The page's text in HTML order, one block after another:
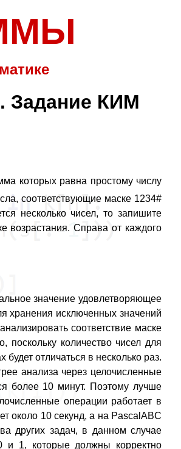
Задание КИМ
которых равна простому числу
соответствующие маске 1234#
несколько чисел, то запишите
возрастания. Справа от каждого
значение удовлетворяющее
хранения исключенных значений
соответствие маске
поскольку количество чисел для
отличаться в несколько раз.
анализа через целочисленные
более 10 минут. Поэтому лучше
операции работает в
около 10 секунд, а на PascalABC
других задач, в данном случае
и 1, которые должны корректно